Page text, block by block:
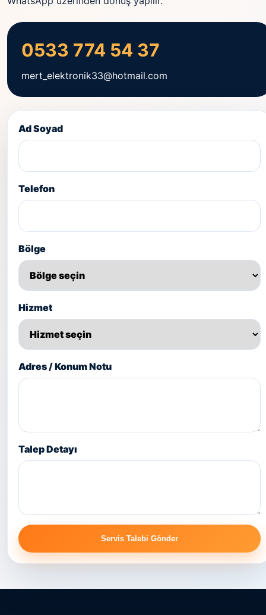
0533 774 54 37
mert_elektronik33@hotmail.com
Ad Soyad
Telefon
Bölge
Hizmet
Adres / Konum Notu
Talep Detayı
Servis Talebi Gönder